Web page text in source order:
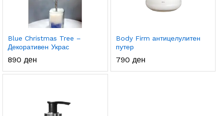
Blue Christmas Tree –
Декоративен Украс
890 ден
Body Firm антицелулитен
путер
790 ден